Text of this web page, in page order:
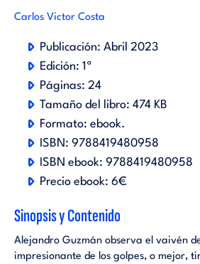
Carlos Victor Costa
Publicación: Abril 2023
Edición: 1ª
Páginas: 24
Tamaño del libro: 474 KB
Formato: ebook.
ISBN: 9788419480958
ISBN ebook: 9788419480958
Precio ebook: 6€
Sinopsis y Contenido
Alejandro Guzmán observa el vaivén
impresionante de los golpes, o mejor,